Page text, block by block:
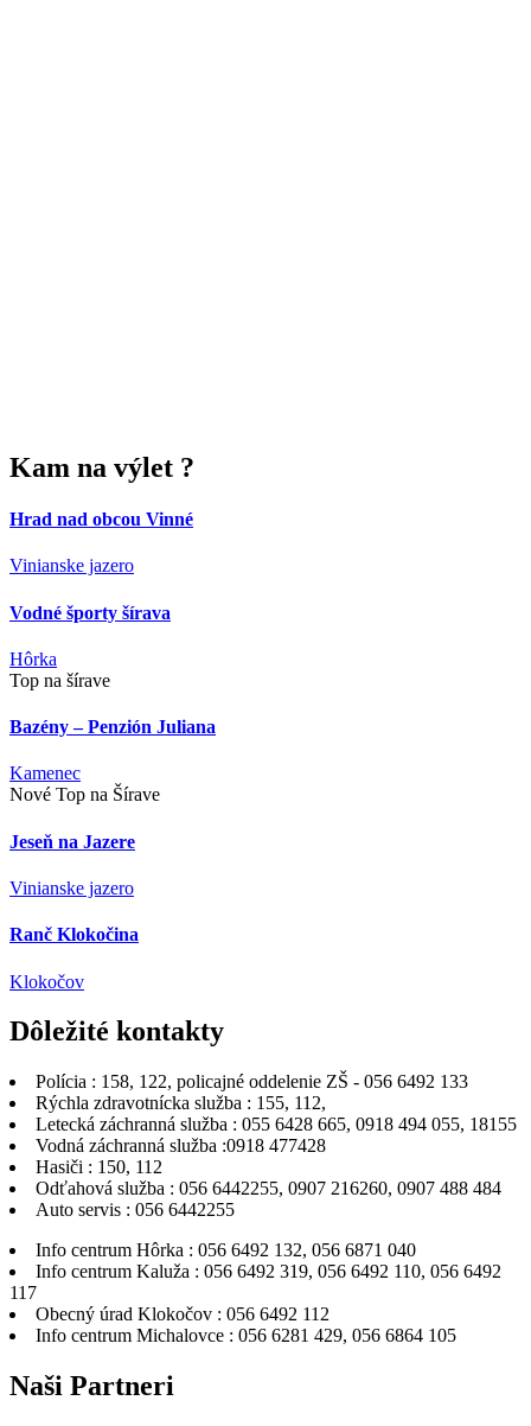
Kam na výlet ?
Hrad nad obcou Vinné
Vinianske jazero
Vodné športy šírava
Hôrka
Top na šírave
Bazény – Penzión Juliana
Kamenec
Nové Top na Šírave
Jeseň na Jazere
Vinianske jazero
Ranč Klokočina
Klokočov
Dôležité kontakty
Polícia : 158, 122, policajné oddelenie ZŠ - 056 6492 133
Rýchla zdravotnícka služba : 155, 112,
Letecká záchranná služba : 055 6428 665, 0918 494 055, 18155
Vodná záchranná služba :0918 477428
Hasiči : 150, 112
Odťahová služba : 056 6442255, 0907 216260, 0907 488 484
Auto servis : 056 6442255
Info centrum Hôrka : 056 6492 132, 056 6871 040
Info centrum Kaluža : 056 6492 319, 056 6492 110, 056 6492
117
Obecný úrad Klokočov : 056 6492 112
Info centrum Michalovce : 056 6281 429, 056 6864 105
Naši Partneri